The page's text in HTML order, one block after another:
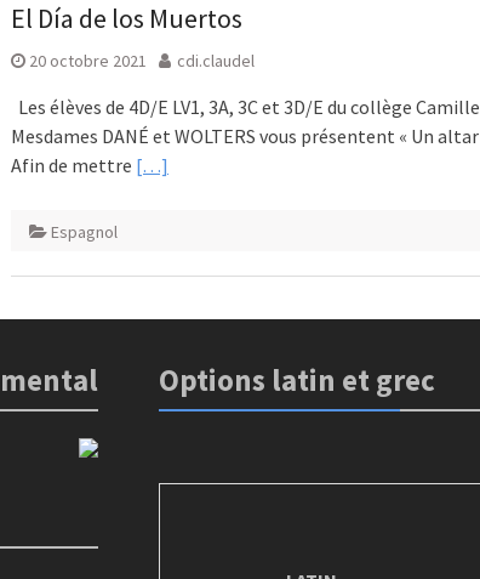
El Día de los Muertos
20 octobre 2021 cdi.claudel
Les élèves de 4D/E LV1, 3A, 3C et 3D/E du collège
Mesdames DANÉ et WOLTERS vous présentent « Un
Afin de mettre […]
Espagnol
Options latin et grec